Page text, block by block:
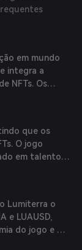
em mundo
integra a
NFTs. Os
coletar
participar de
que os
O jogo
em talentos,
Combate,
energia e
para serem
para
curva de
Lumiterra o
e LUAUSD,
do jogo e na
transações